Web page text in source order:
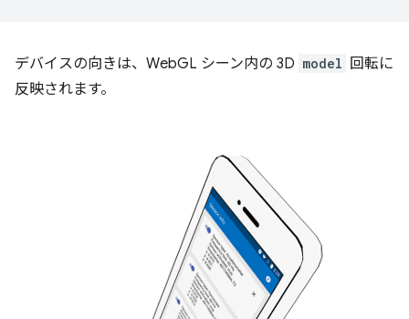
デバイスの向きは、WebGL シーン内の 3D model 回転に
反映されます。